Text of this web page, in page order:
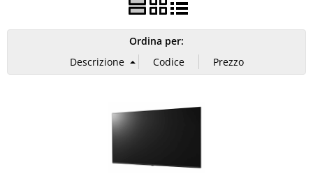
HOME E VIDEOSORVEGLIANZA
Ordina per: